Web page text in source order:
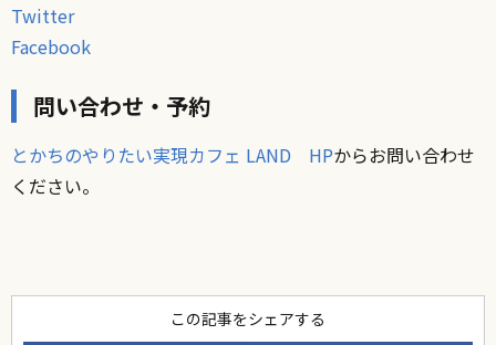
Twitter
Facebook
問い合わせ・予約
とかちのやりたい実現カフェ LAND HPからお問い合わせ
ください。
この記事をシェアする